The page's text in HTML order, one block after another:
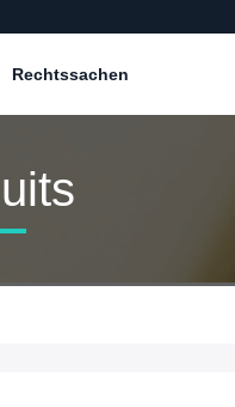
Rechtssachen